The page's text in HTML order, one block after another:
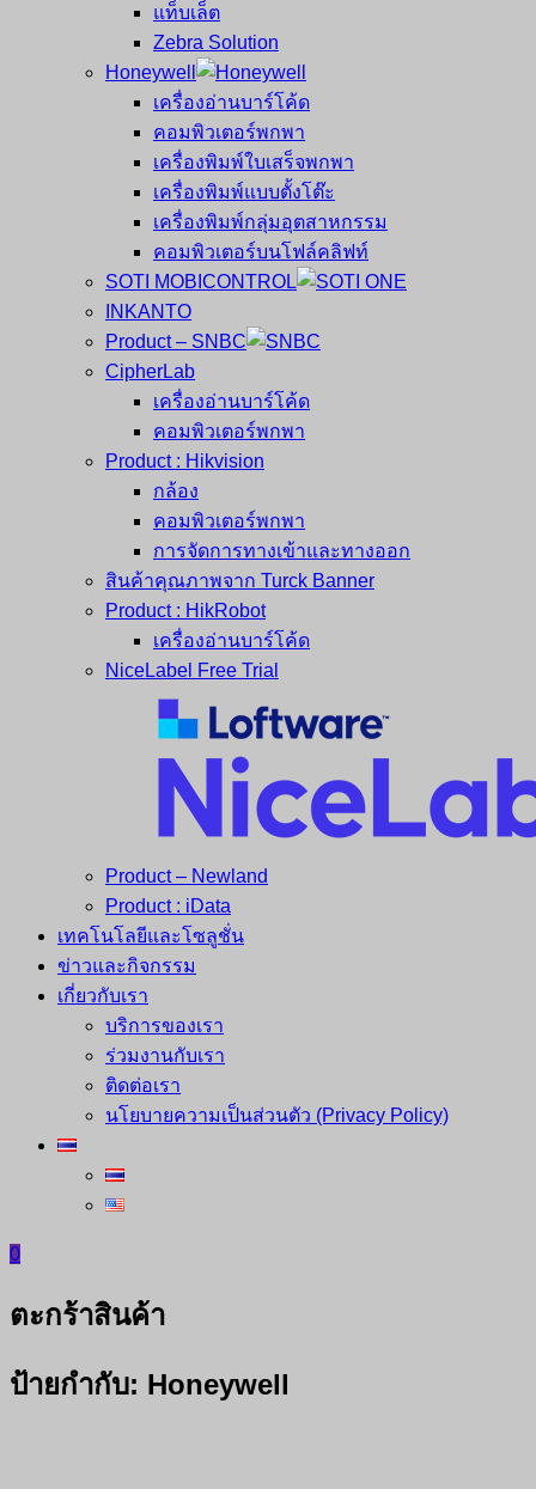
แท็บเล็ต
Zebra Solution
Honeywell
เครื่องอ่านบาร์โค้ด
คอมพิวเตอร์พกพา
เครื่องพิมพ์ใบเสร็จพกพา
เครื่องพิมพ์แบบตั้งโต๊ะ
เครื่องพิมพ์กลุ่มอุตสาหกรรม
คอมพิวเตอร์บนโฟล์คลิฟท์
SOTI MOBICONTROL
INKANTO
Product – SNBC
CipherLab
เครื่องอ่านบาร์โค้ด
คอมพิวเตอร์พกพา
Product : Hikvision
กล้อง
คอมพิวเตอร์พกพา
การจัดการทางเข้าและทางออก
สินค้าคุณภาพจาก Turck Banner
Product : HikRobot
เครื่องอ่านบาร์โค้ด
NiceLabel Free Trial
Product – Newland
Product : iData
เทคโนโลยีและโซลูชั่น
ข่าวและกิจกรรม
เกี่ยวกับเรา
บริการของเรา
ร่วมงานกับเรา
ติดต่อเรา
นโยบายความเป็นส่วนตัว (Privacy Policy)
0
ตะกร้าสินค้า
ป้ายกำกับ: Honeywell